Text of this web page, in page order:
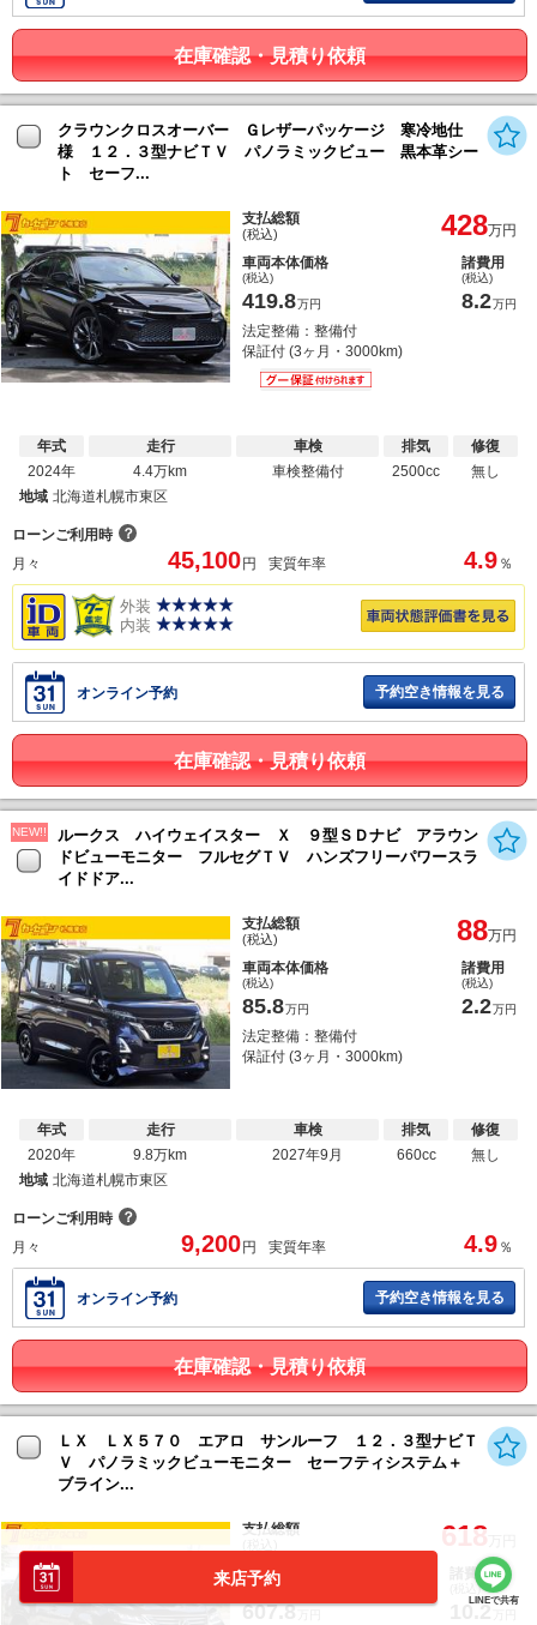
来店予約
LINEで共有
在庫確認・見積り依頼
クラウンクロスオーバー Ｇレザーパッケージ 寒冷地仕
様 １２．３型ナビＴＶ パノラミックビュー 黒本革シー
ト セーフ...
支払総額
(税込) 428万円
車両本体価格
(税込)
419.8万円
諸費用
(税込)
8.2万円
法定整備：整備付
保証付 (3ヶ月・3000km)
年式
2024年
走行
4.4万km
車検
車検整備付
排気
2500cc
修復
無し
地域 北海道札幌市東区
ローンご利用時 ？
月々
45,100 円 実質年率 4.9 ％
外装
内装
オンライン予約 予約空き情報を見る
在庫確認・見積り依頼
NEW!!
ルークス ハイウェイスター Ｘ ９型ＳＤナビ アラウン
ドビューモニター フルセグＴＶ ハンズフリーパワースラ
イドドア...
支払総額
(税込) 88万円
車両本体価格
(税込)
85.8万円
諸費用
(税込)
2.2万円
法定整備：整備付
保証付 (3ヶ月・3000km)
年式
2020年
走行
9.8万km
車検
2027年9月
排気
660cc
修復
無し
地域 北海道札幌市東区
ローンご利用時 ？
月々
9,200円 実質年率 4.9 ％
オンライン予約 予約空き情報を見る
在庫確認・見積り依頼
ＬＸ ＬＸ５７０ エアロ サンルーフ １２．３型ナビＴ
Ｖ パノラミックビューモニター セーフティシステム＋
ブライン...
支払総額 618
車両本体価格
(税込)
607.8
諸費用
(税込)
10.2